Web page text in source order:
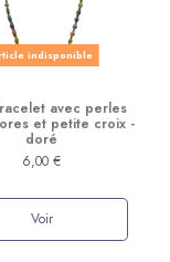
indisponible
avec perles
et petite croix -
doré
6,00 €
Voir